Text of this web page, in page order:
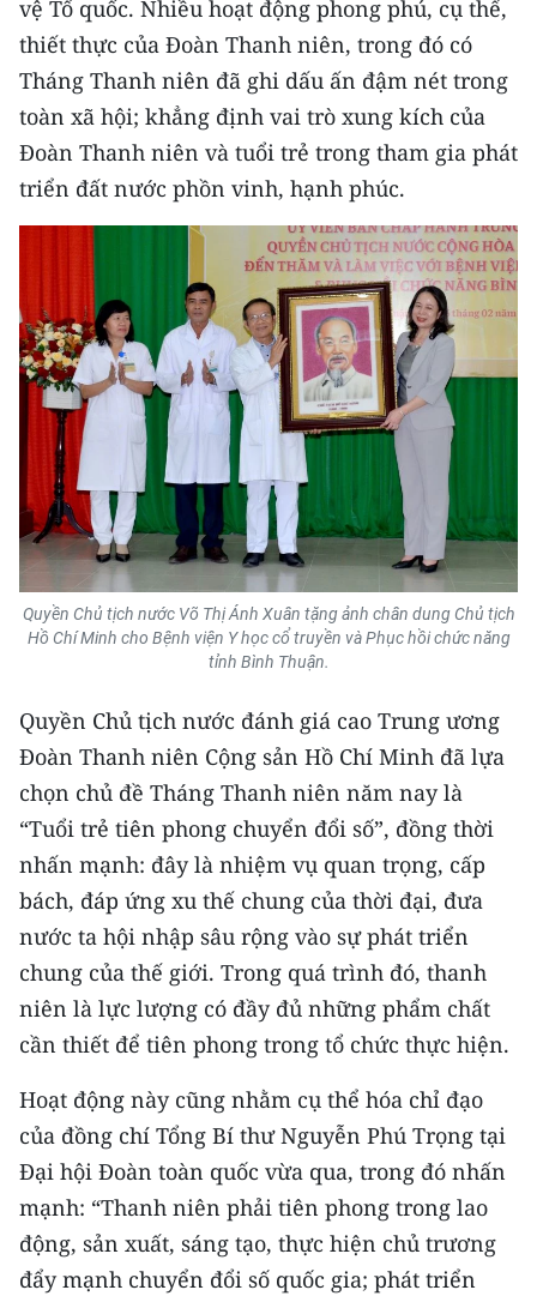
vệ Tổ quốc. Nhiều hoạt động phong phú, cụ thể,
thiết thực của Đoàn Thanh niên, trong đó có
Tháng Thanh niên đã ghi dấu ấn đậm nét trong
toàn xã hội; khẳng định vai trò xung kích của
Đoàn Thanh niên và tuổi trẻ trong tham gia phát
triển đất nước phồn vinh, hạnh phúc.
Quyền Chủ tịch nước Võ Thị Ánh Xuân tặng ảnh chân dung Chủ tịch
Hồ Chí Minh cho Bệnh viện Y học cổ truyền và Phục hồi chức năng
tỉnh Bình Thuận.
Quyền Chủ tịch nước đánh giá cao Trung ương
Đoàn Thanh niên Cộng sản Hồ Chí Minh đã lựa
chọn chủ đề Tháng Thanh niên năm nay là
“Tuổi trẻ tiên phong chuyển đổi số”, đồng thời
nhấn mạnh: đây là nhiệm vụ quan trọng, cấp
bách, đáp ứng xu thế chung của thời đại, đưa
nước ta hội nhập sâu rộng vào sự phát triển
chung của thế giới. Trong quá trình đó, thanh
niên là lực lượng có đầy đủ những phẩm chất
cần thiết để tiên phong trong tổ chức thực hiện.
Hoạt động này cũng nhằm cụ thể hóa chỉ đạo
của đồng chí Tổng Bí thư Nguyễn Phú Trọng tại
Đại hội Đoàn toàn quốc vừa qua, trong đó nhấn
mạnh: “Thanh niên phải tiên phong trong lao
động, sản xuất, sáng tạo, thực hiện chủ trương
đẩy mạnh chuyển đổi số quốc gia; phát triển